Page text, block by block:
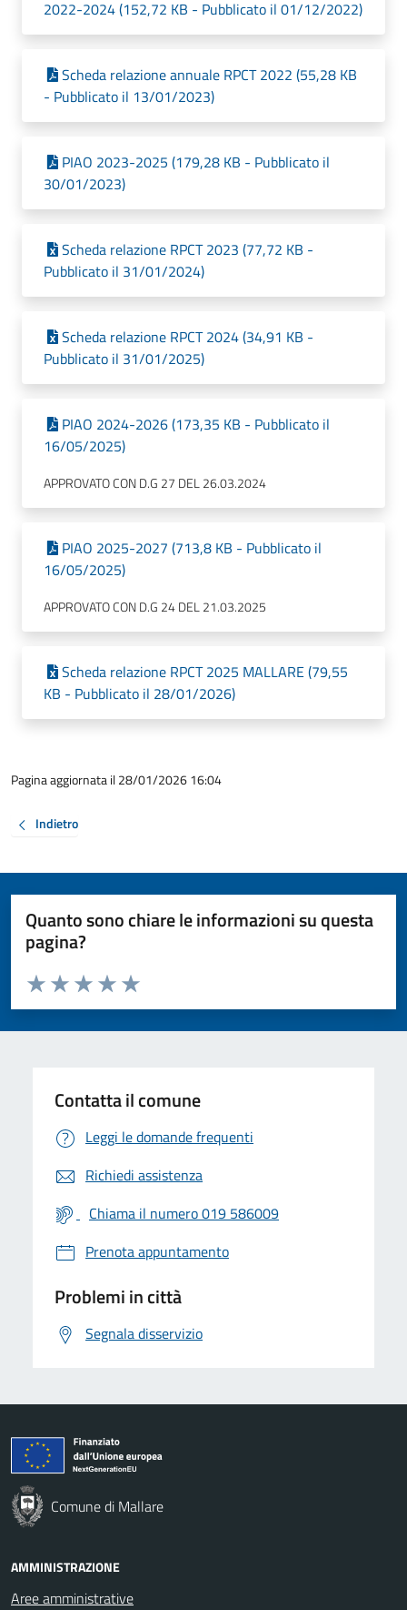
2022-2024 (152,72 KB - Pubblicato il 01/12/2022)
Scheda relazione annuale RPCT 2022 (55,28 KB
- Pubblicato il 13/01/2023)
PIAO 2023-2025 (179,28 KB - Pubblicato il
30/01/2023)
Scheda relazione RPCT 2023 (77,72 KB -
Pubblicato il 31/01/2024)
Scheda relazione RPCT 2024 (34,91 KB -
Pubblicato il 31/01/2025)
PIAO 2024-2026 (173,35 KB - Pubblicato il
16/05/2025)
APPROVATO CON D.G 27 DEL 26.03.2024
PIAO 2025-2027 (713,8 KB - Pubblicato il
16/05/2025)
APPROVATO CON D.G 24 DEL 21.03.2025
Scheda relazione RPCT 2025 MALLARE (79,55
KB - Pubblicato il 28/01/2026)
Pagina aggiornata il 28/01/2026 16:04
Indietro
Quanto sono chiare le informazioni su questa
pagina?
Valuta da 1 a 5 stelle la pagina
Valuta 5 stelle su 5
Valuta 4 stelle su 5
Valuta 3 stelle su 5
Valuta 2 stelle su 5
Valuta 1 stelle su 5
Contatta il comune
Leggi le domande frequenti
Richiedi assistenza
Chiama il numero 019 586009
Prenota appuntamento
Problemi in città
Segnala disservizio
Comune di Mallare
AMMINISTRAZIONE
Aree amministrative